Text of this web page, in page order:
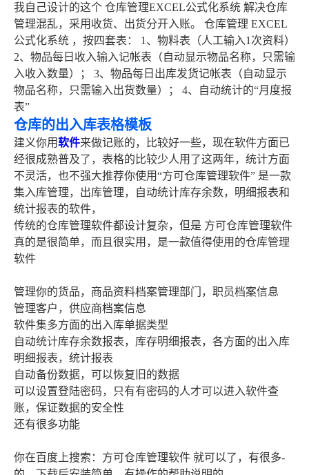
我自己设计的这个 仓库管理EXCEL公式化系统 解决仓库
管理混乱，采用收货、出货分开入账。 仓库管理 EXCEL
公式化系统 ，按四套表： 1、物料表（人工输入1次资料）
2、物品每日收入输入记帐表（自动显示物品名称，只需输
入收入数量）； 3、物品每日出库发货记帐表（自动显示
物品名称，只需输入出货数量）； 4、自动统计的“月度报
表”
仓库的出入库表格模板
建义你用软件来做记账的，比较好一些，现在软件方面已
经很成熟普及了，表格的比较少人用了这两年，统计方面
不灵活，也不强大推荐你使用“方可仓库管理软件” 是一款
集入库管理，出库管理，自动统计库存余数，明细报表和
统计报表的软件，
传统的仓库管理软件都设计复杂，但是 方可仓库管理软件
真的是很简单，而且很实用，是一款值得使用的仓库管理
软件
管理你的货品，商品资料档案管理部门，职员档案信息
管理客户，供应商档案信息
软件集多方面的出入库单据类型
自动统计库存余数报表，库存明细报表，各方面的出入库
明细报表，统计报表
自动备份数据，可以恢复旧的数据
可以设置登陆密码，只有有密码的人才可以进入软件查
账，保证数据的安全性
还有很多功能
你在百度上搜索：方可仓库管理软件 就可以了，有很多-